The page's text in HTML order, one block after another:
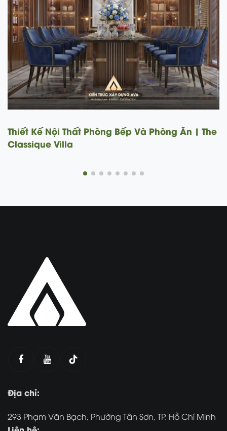
Thiết Kế Nội Thất Phòng Khách | The Classique
Villa
Địa chỉ:
293 Phạm Văn Bạch, Phường Tân Sơn, TP. Hồ Chí Minh